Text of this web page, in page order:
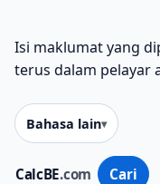
CalcBE.com Cari
Isi maklumat yang
terus dalam pelayar
Bahasa lain